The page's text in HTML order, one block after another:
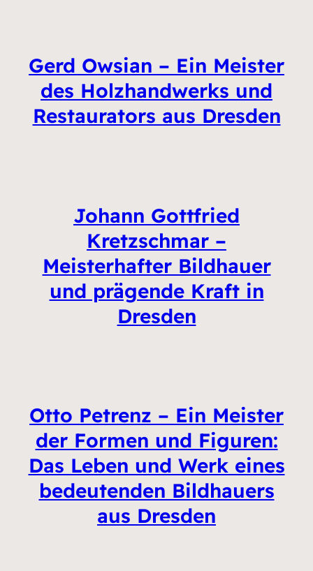
Gerd Owsian – Ein Meister
des Holzhandwerks und
Restaurators aus Dresden
Johann Gottfried
Kretzschmar –
Meisterhafter Bildhauer
und prägende Kraft in
Dresden
Otto Petrenz – Ein Meister
der Formen und Figuren:
Das Leben und Werk eines
bedeutenden Bildhauers
aus Dresden